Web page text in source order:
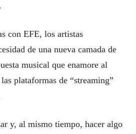
con EFE, los artistas
de una nueva camada de
musical que enamore al
plataformas de “streaming”
y, al mismo tiempo, hacer algo